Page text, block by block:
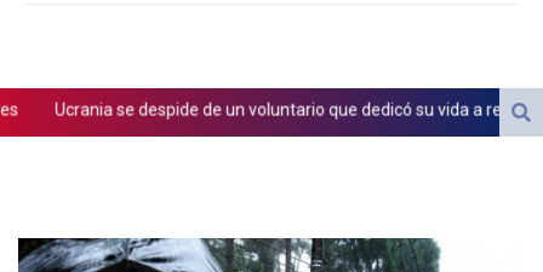
BBD 2.00813
Ucrania se despide de un voluntario que dedicó su vida a rescatar a